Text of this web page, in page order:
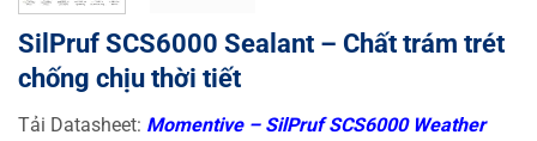
SilPruf SCS6000 Sealant – Chất trám trét
chống chịu thời tiết
Tải Datasheet: Momentive – SilPruf SCS6000 Weather